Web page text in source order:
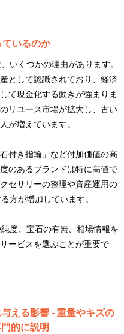
いるのか
いくつかの理由があります。
として認識されており、経済
て現金化する動きが強まりま
リユース市場が拡大し、古い
が増えています。
付き指輪」など付加価値の高
のあるブランドは特に高値で
セサリーの整理や資産運用の
方が増加しています。
度、宝石の有無、相場情報を
ービスを選ぶことが重要で
える影響 - 重量やキズの
的に説明